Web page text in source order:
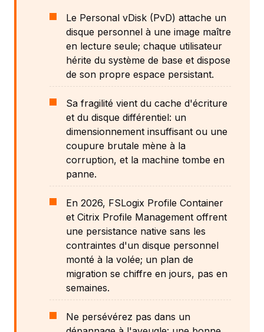
Le Personal vDisk (PvD) attache un
disque personnel à une image maître
en lecture seule; chaque utilisateur
hérite du système de base et dispose
de son propre espace persistant.
Sa fragilité vient du cache d'écriture
et du disque différentiel: un
dimensionnement insuffisant ou une
coupure brutale mène à la
corruption, et la machine tombe en
panne.
En 2026, FSLogix Profile Container
et Citrix Profile Management offrent
une persistance native sans les
contraintes d'un disque personnel
monté à la volée; un plan de
migration se chiffre en jours, pas en
semaines.
Ne persévérez pas dans un